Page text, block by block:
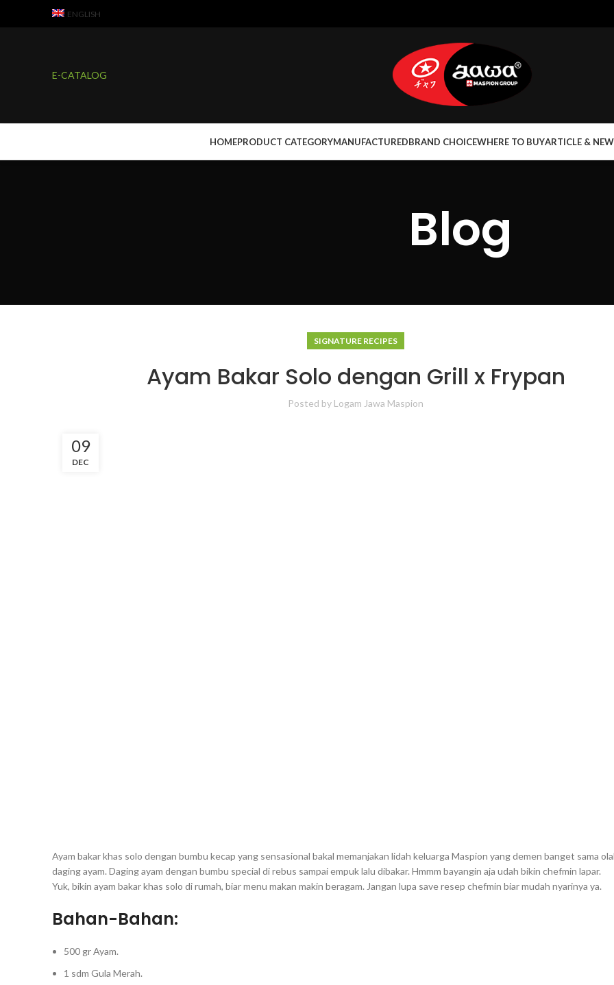
ENGLISH
E-CATALOG
HOMEPRODUCT CATEGORYMANUFACTUREDBRAND CHOICEWHERE TO BUYARTICLE &
Blog
SIGNATURE RECIPES
Ayam Bakar Solo dengan Grill x Frypan
Posted by Logam Jawa Maspion
09
DEC
Ayam bakar khas solo dengan bumbu kecap yang sensasional bakal memanjakan lidah keluarga Maspion yang demen banget sama
daging ayam. Daging ayam dengan bumbu special di rebus sampai empuk lalu dibakar. Hmmm bayangin aja udah bikin chefmin lapar.⁣
Yuk, bikin ayam bakar khas solo di rumah, biar menu makan makin beragam. Jangan lupa save resep chefmin biar mudah nyarinya ya.⁣
Bahan-Bahan:
500 gr Ayam.⁣
1 sdm Gula Merah.⁣